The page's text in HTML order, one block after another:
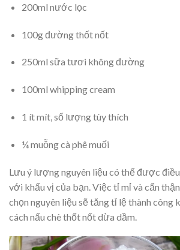
200ml nước lọc
100g đường thốt nốt
250ml sữa tươi không đường
100ml whipping cream
1 ít mít, số lượng tùy thích
¼ muỗng cà phê muối
Lưu ý lượng nguyên liệu có thể được
với khẩu vị của bạn. Việc tỉ mỉ và cẩn
chọn nguyên liệu sẽ tăng tỉ lệ thành công
cách nấu chè thốt nốt dừa dầm.